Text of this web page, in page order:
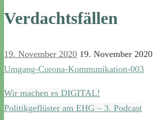
Verdachtsfällen
19. November 2020 19. November 2020
Umgang-Corona-Kommunikation-003
Wir machen es DIGITAL!
Politikgeflüster am EHG – 3. Podcast